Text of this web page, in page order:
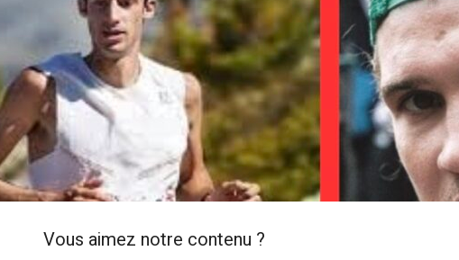
Vous aimez notre contenu ?